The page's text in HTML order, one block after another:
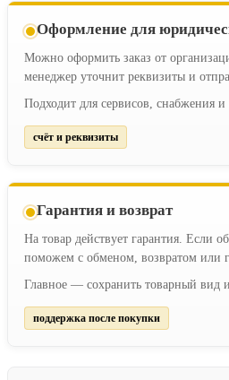
Оформление для
Можно оформить заказ от
менеджер уточнит реквизиты и
Подходит для сервисов, снабжения и
счёт и реквизиты
Гарантия и возврат
На товар действует гарантия. Если
поможем с обменом, возвратом или
Главное — сохранить товарный вид
поддержка после покупки